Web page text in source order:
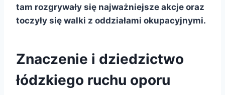
tam rozgrywały się najważniejsze akcje oraz
toczyły się walki z oddziałami okupacyjnymi.
Znaczenie i dziedzictwo
łódzkiego ruchu oporu